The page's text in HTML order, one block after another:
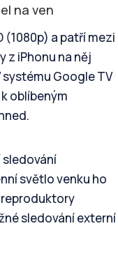
na ven
(1080p) a patří mezi
z iPhonu na něj
Google TV
oblíbeným
sledování
světlo venku ho
reproduktory
sledování externí